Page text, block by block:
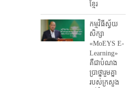
ខ្មែរ
កម្មវិធីស្វ័យ
សិក្សា
«MoEYS E-
Learning»
គឺជាបំណង
ប្រាថ្នារួមគ្នា
របស់ក្រសួង